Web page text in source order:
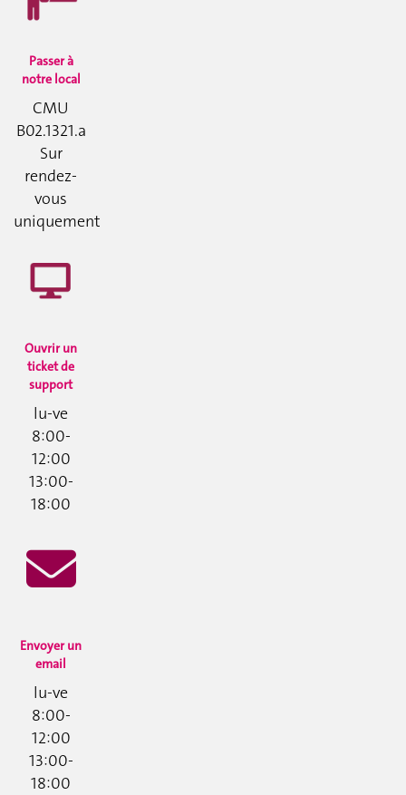
Passer à
notre local
CMU
B02.1321.a
Sur
rendez-
vous
uniquement
Ouvrir un
ticket de
support
lu-ve
8:00-
12:00
13:00-
18:00
Envoyer un
email
lu-ve
8:00-
12:00
13:00-
18:00